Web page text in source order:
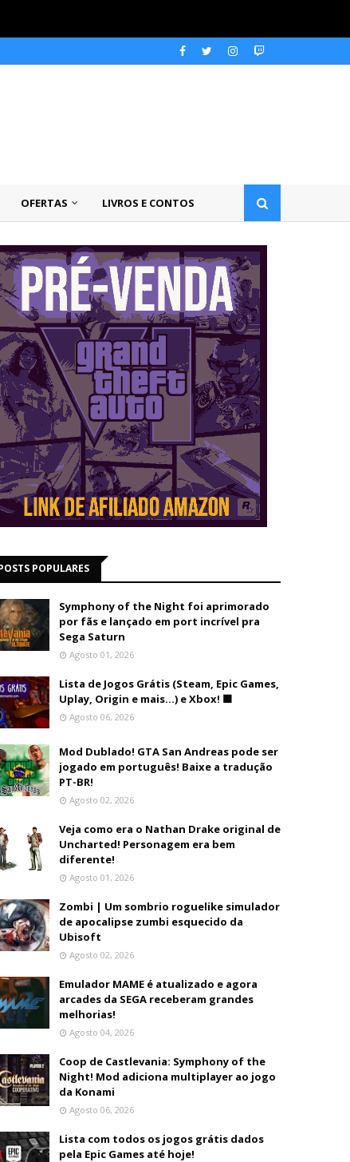
OFERTAS LIVROS E CONTOS
POPULARES
Symphony of the Night foi aprimorado
por fãs e lançado em port incrível pra
Sega Saturn
Agosto 01, 2026
Lista de Jogos Grátis (Steam, Epic Games,
Uplay, Origin e mais...) e Xbox! 🟩
Agosto 06, 2026
Mod Dublado! GTA San Andreas pode ser
jogado em português! Baixe a tradução
PT-BR!
Agosto 02, 2026
Veja como era o Nathan Drake original de
Uncharted! Personagem era bem
diferente!
Agosto 01, 2026
Zombi | Um sombrio roguelike simulador
de apocalipse zumbi esquecido da
Ubisoft
Agosto 02, 2026
Emulador MAME é atualizado e agora
arcades da SEGA receberam grandes
melhorias!
Agosto 04, 2026
Coop de Castlevania: Symphony of the
Night! Mod adiciona multiplayer ao jogo
da Konami
Agosto 06, 2026
Lista com todos os jogos grátis dados
pela Epic Games até hoje!